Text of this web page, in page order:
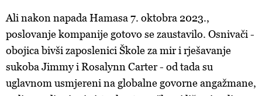
Ali nakon napada Hamasa 7. oktobra 2023.,
poslovanje kompanije gotovo se zaustavilo. Osnivači -
obojica bivši zaposlenici Škole za mir i rješavanje
sukoba Jimmy i Rosalynn Carter - od tada su
uglavnom usmjereni na globalne govorne angažmane,